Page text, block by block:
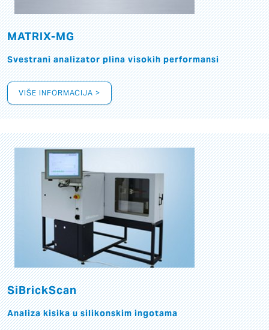
MATRIX-MG
Svestrani analizator plina visokih performansi
VIŠE INFORMACIJA >
SiBrickScan
Analiza kisika u silikonskim ingotama